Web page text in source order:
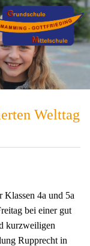
Welttag
4a und 5a
bei einer gut
kurzweiligen
Rupprecht in